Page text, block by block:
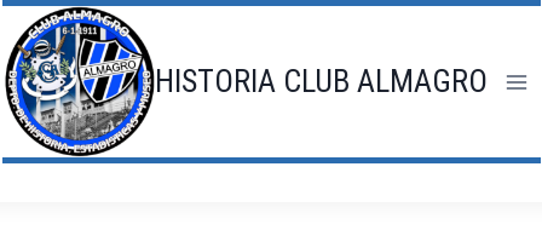
Saltar
al
contenido
HISTORIA CLUB ALMAGRO